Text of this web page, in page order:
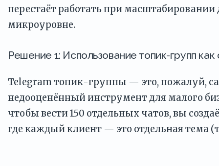
перестаёт работать при масштабировании
микроуровне.
Решение 1: Использование топик-групп
Telegram топик-группы — это, пожалуй,
недооценённый инструмент для малого
чтобы вести 150 отдельных чатов, вы
где каждый клиент — это отдельная тема